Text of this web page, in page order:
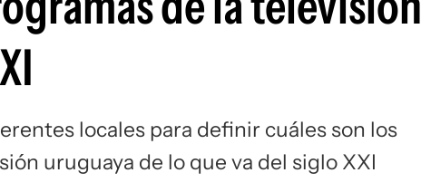
locales para definir cuáles son los
uruguaya de lo que va del siglo XXI